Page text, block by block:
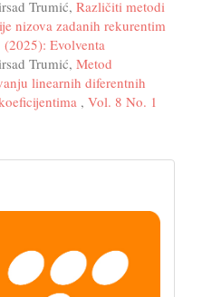
Trumić, Različiti metodi
nizova zadanih rekurentim
Evolventa
Trumić, Metod
linearnih diferentnih
, Vol. 8 No. 1